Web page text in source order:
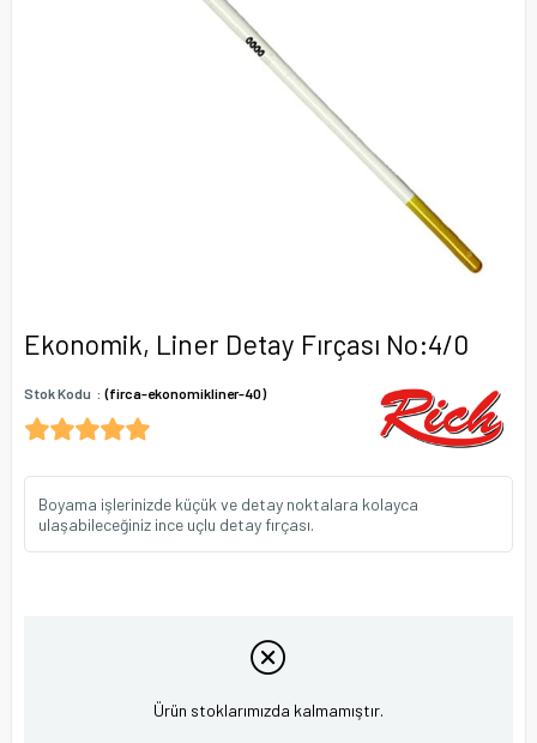
Ekonomik, Liner Detay Fırçası No:4/0
Stok Kodu (firca-ekonomikliner-40)
Boyama işlerinizde küçük ve detay noktalara kolayca
ulaşabileceğiniz ince uçlu detay fırçası.
Ürün stoklarımızda kalmamıştır.